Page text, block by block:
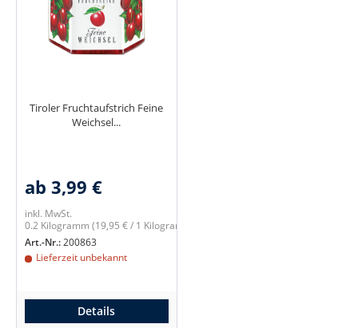
Tiroler Fruchtaufstrich Feine
Weichsel...
ab 3,99 €
inkl. MwSt.
0.2 Kilogramm(19,95 € / 1 Kilogramm)
Art.-Nr.:200863
Lieferzeit unbekannt
Details